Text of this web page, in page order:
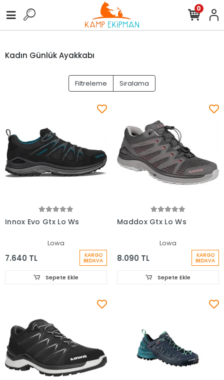
0
Kadın Günlük Ayakkabı
Filtreleme Sıralama
Innox Evo Gtx Lo Ws
Lowa
7.640 TL KARGO
BEDAVA
Sepete Ekle
Maddox Gtx Lo Ws
Lowa
8.090 TL KARGO
BEDAVA
Sepete Ekle